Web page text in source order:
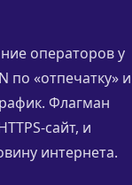
операторов у
по «отпечатку» и
Флагман
сайт, и
интернета.